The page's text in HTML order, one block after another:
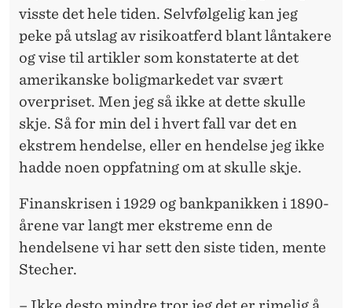
visste det hele tiden. Selvfølgelig kan jeg
peke på utslag av risikoatferd blant låntakere
og vise til artikler som konstaterte at det
amerikanske boligmarkedet var svært
overpriset. Men jeg så ikke at dette skulle
skje. Så for min del i hvert fall var det en
ekstrem hendelse, eller en hendelse jeg ikke
hadde noen oppfatning om at skulle skje.
Finanskrisen i 1929 og bankpanikken i 1890-
årene var langt mer ekstreme enn de
hendelsene vi har sett den siste tiden, mente
Stecher.